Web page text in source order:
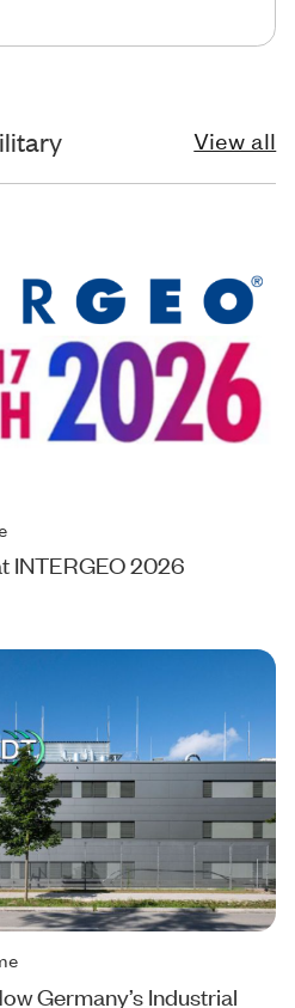
View all
INTERGEO 2026
Germany’s Industrial